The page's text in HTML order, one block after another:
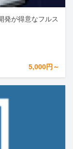
発が得意なフルス
5,000円～